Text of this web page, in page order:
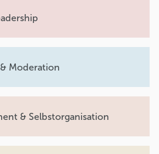
Moderation
& Selbstorganisation